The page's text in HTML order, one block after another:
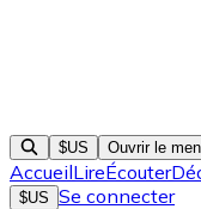
$US Ouvrir le
AccueilLireÉcouter
$US Se connecter